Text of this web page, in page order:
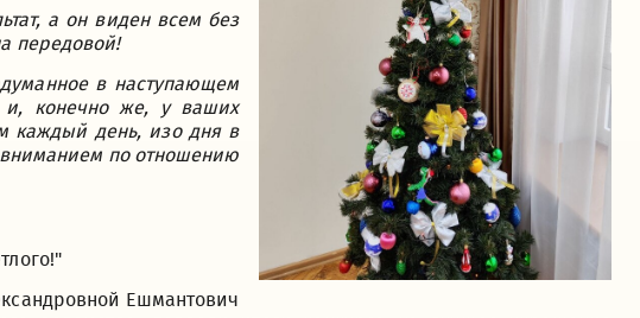
а он виден всем без
передовой!
в наступающем
и, конечно же, у ваших
каждый день, изо дня в
по отношению
Ешмантович